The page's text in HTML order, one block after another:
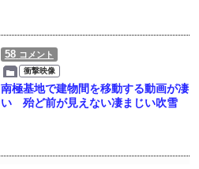
58 コメント
衝撃映像
南極基地で建物間を移動する動画が凄
い 殆ど前が見えない凄まじい吹雪